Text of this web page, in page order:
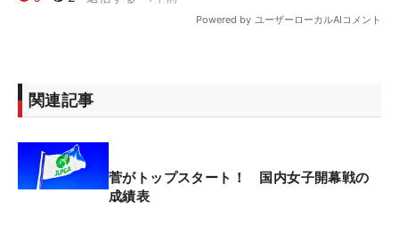
関連記事
菅がトップスタート！ 国内女子開幕戦の
成績表